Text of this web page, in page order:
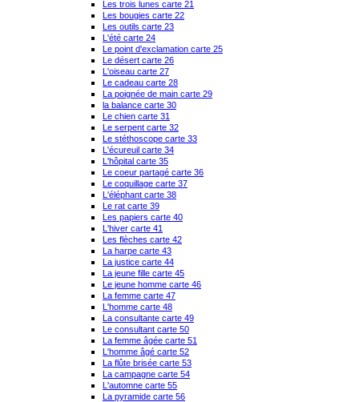
Les trois lunes carte 21
Les bougies carte 22
Les outils carte 23
L'été carte 24
Le point d'exclamation carte 25
Le désert carte 26
L'oiseau carte 27
Le cadeau carte 28
La poignée de main carte 29
la balance carte 30
Le chien carte 31
Le serpent carte 32
Le stéthoscope carte 33
L'écureuil carte 34
L'hôpital carte 35
Le coeur partagé carte 36
Le coquillage carte 37
L'éléphant carte 38
Le rat carte 39
Les papiers carte 40
L'hiver carte 41
Les flèches carte 42
La harpe carte 43
La justice carte 44
La jeune fille carte 45
Le jeune homme carte 46
La femme carte 47
L'homme carte 48
La consultante carte 49
Le consultant carte 50
La femme âgée carte 51
L'homme âgé carte 52
La flûte brisée carte 53
La campagne carte 54
L'automne carte 55
La pyramide carte 56